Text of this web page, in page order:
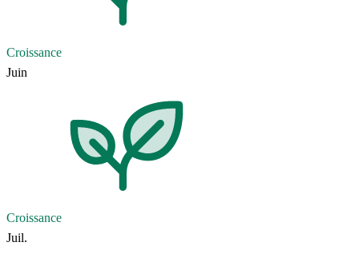
Croissance
Juin
Croissance
Juil.